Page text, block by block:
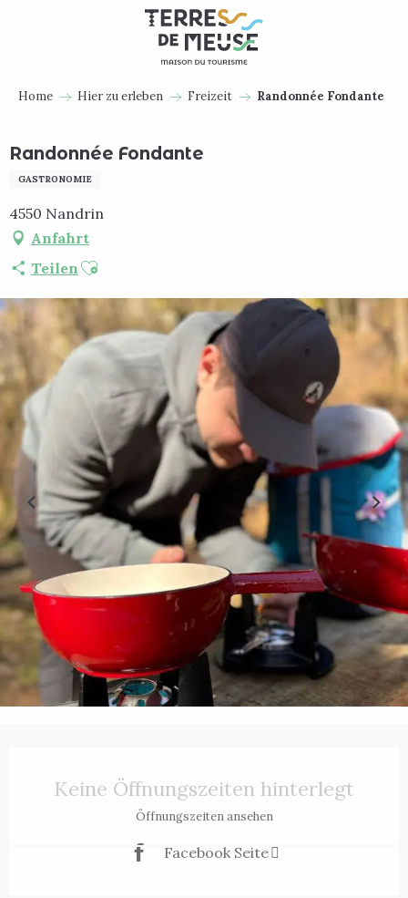
Home Hier zu erleben Freizeit Randonnée Fondante
Randonnée Fondante
GASTRONOMIE
4550 Nandrin
Anfahrt
Teilen Ajouter aux favoris
Keine Öffnungszeiten hinterlegt
Öffnungszeiten ansehen
Facebook Seite